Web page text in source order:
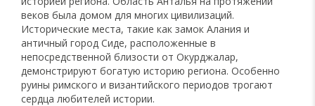
веков была домом для многих цивилизаций.
Исторические места, такие как замок Алания и
античный город Сиде, расположенные в
непосредственной близости от Окурджалар,
демонстрируют богатую историю региона. Особенно
руины римского и византийского периодов трогают
сердца любителей истории.